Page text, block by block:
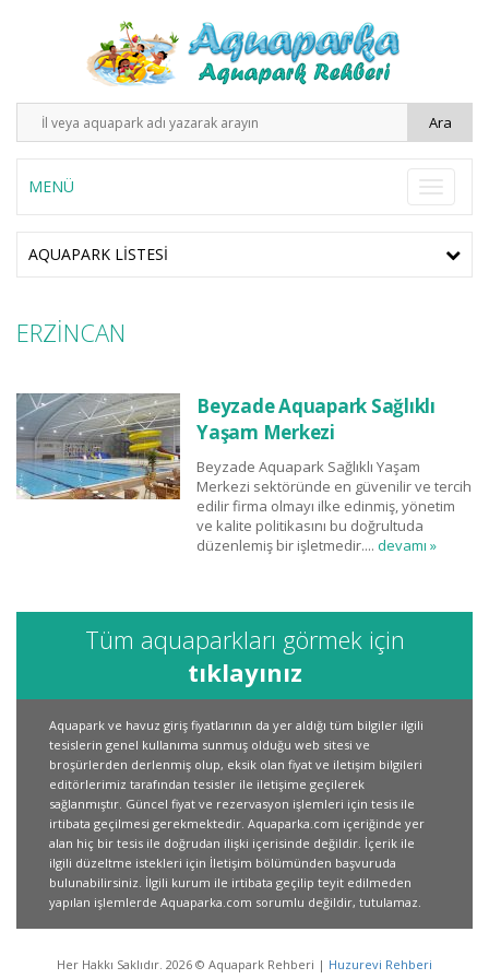
MENÜ
AQUAPARK LISTESI
ERZİNCAN
Beyzade Aquapark Sağlıklı
Yaşam Merkezi
Beyzade Aquapark Sağlıklı Yaşam
Merkezi sektöründe en güvenilir ve tercih
edilir firma olmayı ilke edinmiş, yönetim
ve kalite politikasını bu doğrultuda
düzenlemiş bir işletmedir.... devamı »
Tüm aquaparkları görmek için
tıklayınız
Aquapark ve havuz giriş fiyatlarının da yer aldığı tüm bilgiler ilgili
tesislerin genel kullanıma sunmuş olduğu web sitesi ve
broşürlerden derlenmiş olup, eksik olan fiyat ve iletişim bilgileri
editörlerimiz tarafından tesisler ile iletişime geçilerek
sağlanmıştır. Güncel fiyat ve rezervasyon işlemleri için tesis ile
irtibata geçilmesi gerekmektedir. Aquaparka.com içeriğinde yer
alan hiç bir tesis ile doğrudan ilişki içerisinde değildir. İçerik ile
ilgili düzeltme istekleri için İletişim bölümünden başvuruda
bulunabilirsiniz. İlgili kurum ile irtibata geçilip teyit edilmeden
yapılan işlemlerde Aquaparka.com sorumlu değildir, tutulamaz.
Her Hakkı Saklıdır. 2026 © Aquapark Rehberi | Huzurevi Rehberi